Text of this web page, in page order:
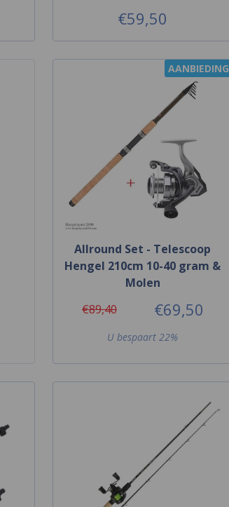
€59,50
AANBIEDING
Allround Set - Telescoop
Hengel 210cm 10-40 gram &
Molen
€89,40
€69,50
U bespaart 22%